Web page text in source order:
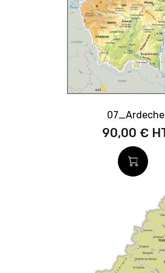
07_Ardeche
90,00 €